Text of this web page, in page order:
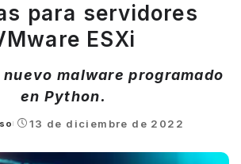
para servidores
ESXi
malware programado
en Python.
13 de diciembre de 2022